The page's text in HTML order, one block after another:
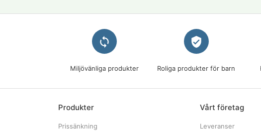
loop
Miljövänliga produkter
verified_user
Roliga produkter för barn
Produkter
Prissänkning
Vårt företag
Leveranser